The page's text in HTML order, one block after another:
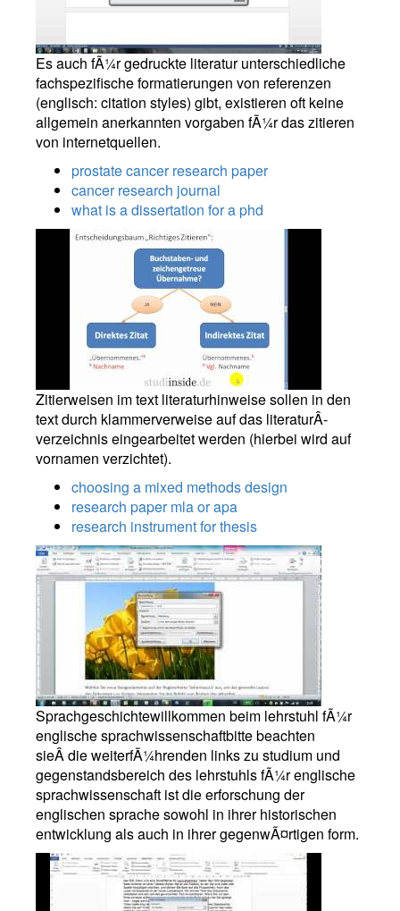
Es auch fÃ¼r gedruckte literatur unterschiedliche
fachspezifische formatierungen von referenzen
(englisch: citation styles) gibt, existieren oft keine
allgemein anerkannten vorgaben fÃ¼r das zitieren
von internetquellen.
prostate cancer research paper
cancer research journal
what is a dissertation for a phd
Zitierweisen im text literaturhinweise sollen in den
text durch klammerverweise auf das literaturÂ­
verzeichnis eingearbeitet werden (hierbei wird auf
vornamen verzichtet).
choosing a mixed methods design
research paper mla or apa
research instrument for thesis
Sprachgeschichtewillkommen beim lehrstuhl fÃ¼r
englische sprachwissenschaftbitte beachten
sieÂ die weiterfÃ¼hrenden links zu studium und
gegenstandsbereich des lehrstuhls fÃ¼r englische
sprachwissenschaft ist die erforschung der
englischen sprache sowohl in ihrer historischen
entwicklung als auch in ihrer gegenwÃ¤rtigen form.